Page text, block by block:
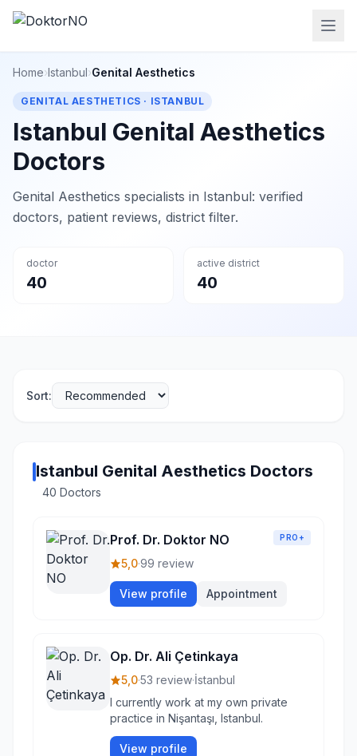
Home›Istanbul›Genital Aesthetics
GENITAL AESTHETICS · ISTANBUL
Istanbul Genital Aesthetics
Doctors
Genital Aesthetics specialists in Istanbul: verified
doctors, patient reviews, district filter.
doctor
40
active district
40
Sort:
Istanbul Genital Aesthetics Doctors
40 Doctors
Prof. Dr. Doktor NO PRO+
5,0·99 review
View profile Appointment
Op. Dr. Ali Çetinkaya
5,0·53 review·İstanbul
I currently work at my own private
practice in Nişantaşı, Istanbul.
View profile